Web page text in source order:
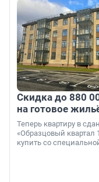
Скидка до 880
на готовое
Теперь квартиру в
«Образцовый квартал
купить со